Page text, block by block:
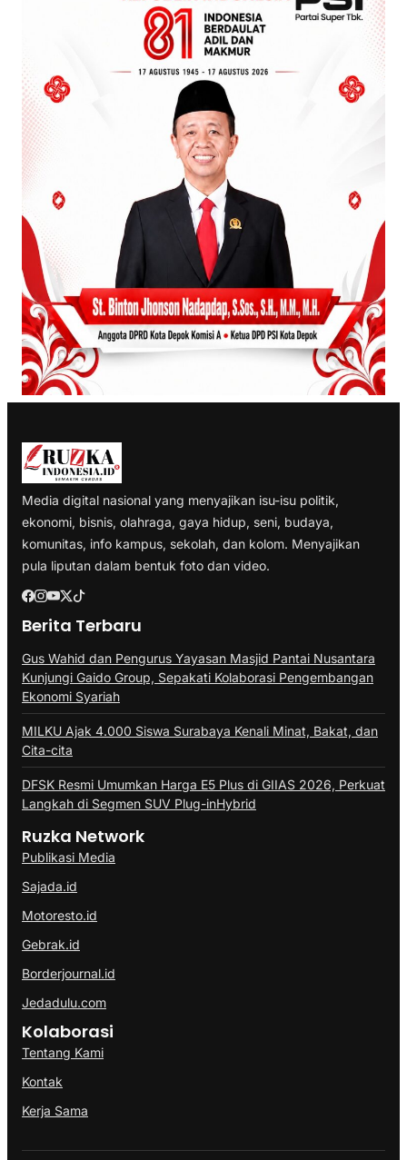
Media digital nasional yang menyajikan isu-isu politik,
ekonomi, bisnis, olahraga, gaya hidup, seni, budaya,
komunitas, info kampus, sekolah, dan kolom. Menyajikan
pula liputan dalam bentuk foto dan video.
Berita Terbaru
Gus Wahid dan Pengurus Yayasan Masjid Pantai Nusantara
Kunjungi Gaido Group, Sepakati Kolaborasi Pengembangan
Ekonomi Syariah
MILKU Ajak 4.000 Siswa Surabaya Kenali Minat, Bakat, dan
Cita-cita
DFSK Resmi Umumkan Harga E5 Plus di GIIAS 2026, Perkuat
Langkah di Segmen SUV Plug-inHybrid
Ruzka Network
Publikasi Media
Sajada.id
Motoresto.id
Gebrak.id
Borderjournal.id
Jedadulu.com
Kolaborasi
Tentang Kami
Kontak
Kerja Sama